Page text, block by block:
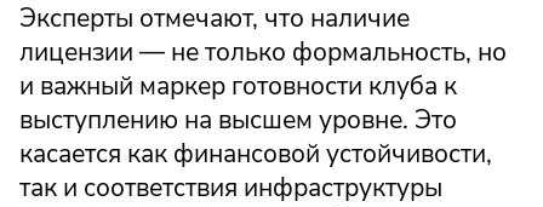
Эксперты отмечают, что наличие
лицензии — не только формальность, но
и важный маркер готовности клуба к
выступлению на высшем уровне. Это
касается как финансовой устойчивости,
так и соответствия инфраструктуры